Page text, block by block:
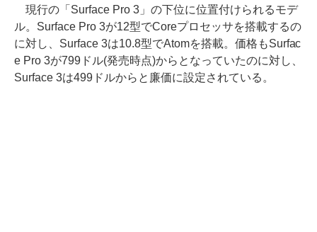
現行の「Surface Pro 3」の下位に位置付けられるモデ
ル。Surface Pro 3が12型でCoreプロセッサを搭載するの
に対し、Surface 3は10.8型でAtomを搭載。価格もSurfac
e Pro 3が799ドル(発売時点)からとなっていたのに対し、
Surface 3は499ドルからと廉価に設定されている。